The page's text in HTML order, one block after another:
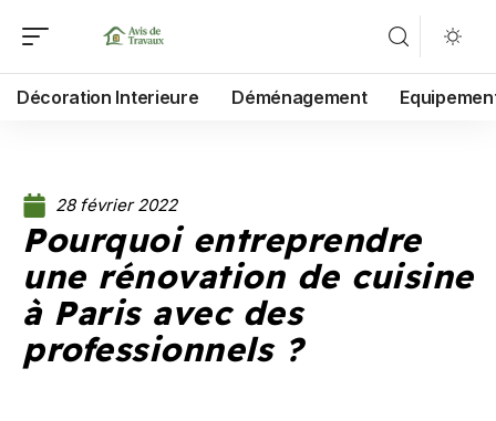
Décoration Interieure Déménagement
28 février 2022
Pourquoi entreprendre
une rénovation de cuisine
à Paris avec des
professionnels ?